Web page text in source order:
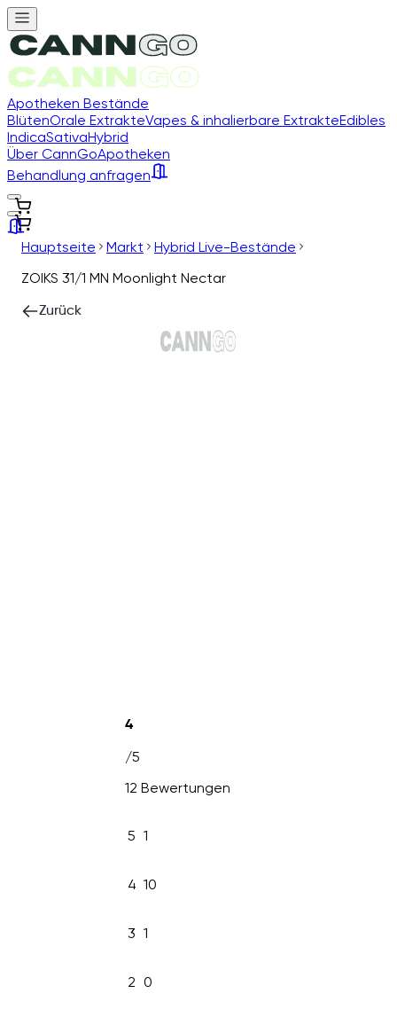
Apotheken Bestände
BlütenOrale ExtrakteVapes & inhalierbare ExtrakteEdibles
IndicaSativaHybrid
Über CannGoApotheken
Behandlung anfragen
Hauptseite Markt
Hybrid Live-Bestände
ZOIKS 31/1 MN Moonlight Nectar
Zurück
4
/5
12 Bewertungen
5 1
4 10
3 1
2 0